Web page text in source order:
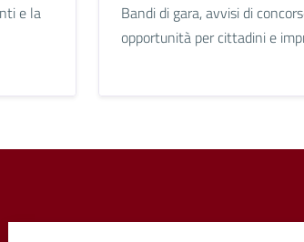
e la
Bandi di gara, avvisi di
opportunità per cittadini e